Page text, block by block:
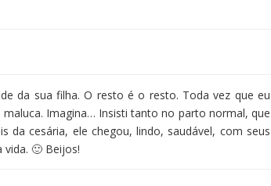
da sua filha. O resto é o resto. Toda vez que eu
Imagina… Insisti tanto no parto normal, que
da cesária, ele chegou, lindo, saudável, com seus
vida. 🙂 Beijos!